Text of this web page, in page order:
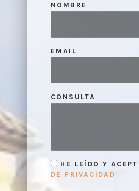
NOMBRE
EMAIL
CONSULTA
HE LEÍDO Y
DE PRIVACIDAD